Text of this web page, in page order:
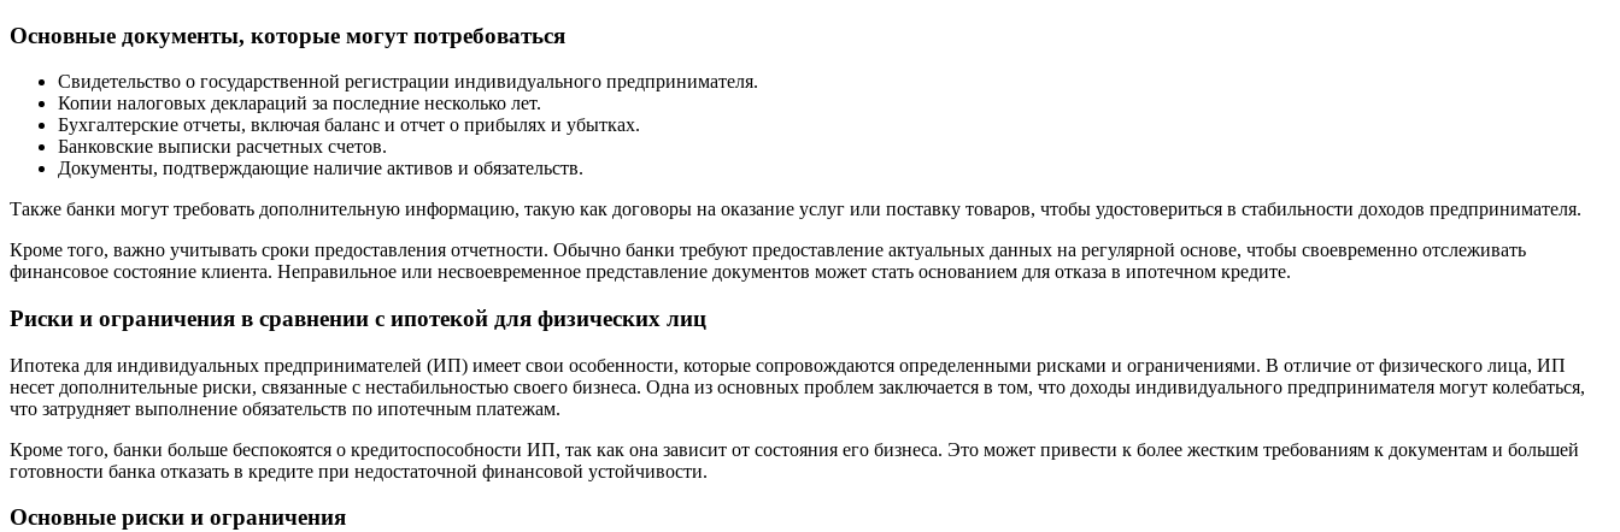
Основные документы, которые могут потребоваться
Свидетельство о государственной регистрации индивидуального предпринимателя.
Копии налоговых деклараций за последние несколько лет.
Бухгалтерские отчеты, включая баланс и отчет о прибылях и убытках.
Банковские выписки расчетных счетов.
Документы, подтверждающие наличие активов и обязательств.
Также банки могут требовать дополнительную информацию, такую как договоры на оказание услуг или поставку товаров, чтобы удостовериться в стабильности доходов предпринимателя.
Кроме того, важно учитывать сроки предоставления отчетности. Обычно банки требуют предоставление актуальных данных на регулярной основе, чтобы своевременно отслеживать
финансовое состояние клиента. Неправильное или несвоевременное представление документов может стать основанием для отказа в ипотечном кредите.
Риски и ограничения в сравнении с ипотекой для физических лиц
Ипотека для индивидуальных предпринимателей (ИП) имеет свои особенности, которые сопровождаются определенными рисками и ограничениями. В отличие от физического лица, ИП
несет дополнительные риски, связанные с нестабильностью своего бизнеса. Одна из основных проблем заключается в том, что доходы индивидуального предпринимателя могут колебаться,
что затрудняет выполнение обязательств по ипотечным платежам.
Кроме того, банки больше беспокоятся о кредитоспособности ИП, так как она зависит от состояния его бизнеса. Это может привести к более жестким требованиям к документам и большей
готовности банка отказать в кредите при недостаточной финансовой устойчивости.
Основные риски и ограничения